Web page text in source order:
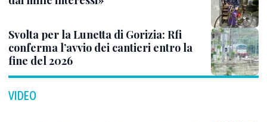
Svolta per la Lunetta di Gorizia: Rfi
conferma l’avvio dei cantieri entro la
fine del 2026
VIDEO